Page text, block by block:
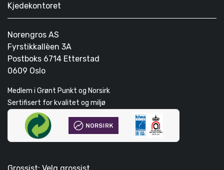
Kjedekontoret
Norengros AS
Fyrstikkallèen 3A
Postboks 6714 Etterstad
0609 Oslo
Medlem i Grønt Punkt og Norsirk
Sertifisert for kvalitet og miljø